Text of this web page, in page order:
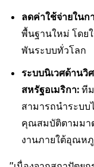
ลดค่าใช้จ่ายในก
พื้นฐานใหม่ โดย
พันระบบทั่วโลก
ระบบนิเวศด้านวิ
สหรัฐอเมริกา: ที
สามารถนำระบบ
คุณสมบัติตามมา
งานภายใต้อุณห